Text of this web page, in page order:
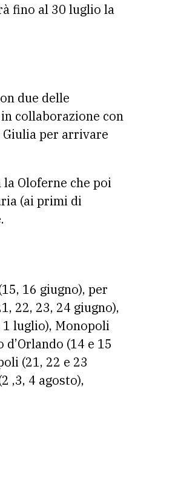
fino al 30 luglio la
due delle
in collaborazione con
Giulia per arrivare
Oloferne che poi
(ai primi di
16 giugno), per
22, 23, 24 giugno),
1 luglio), Monopoli
(14 e 15
(21, 22 e 23
,3, 4 agosto),